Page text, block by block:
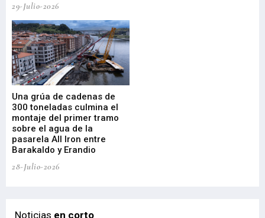
29-Julio-2026
Una grúa de cadenas de
300 toneladas culmina el
montaje del primer tramo
sobre el agua de la
pasarela All Iron entre
Barakaldo y Erandio
28-Julio-2026
Noticias en corto